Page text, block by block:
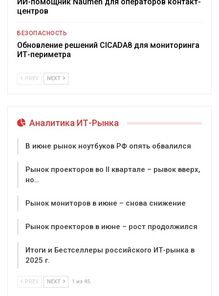
центров
БЕЗОПАСНОСТЬ
Обновление решений CICADA8 для мониторинга
ИТ-периметра
PREV NEXT
Аналитика ИТ-Рынка
В июне рынок ноутбуков РФ опять обвалился
Рынок проекторов во II квартале – рывок вверх,
но…
Рынок мониторов в июне – снова снижение
Рынок проекторов в июне – рост продолжился
Итоги и Бестселлеры российского ИТ-рынка в
2025 г.
PREV NEXT 1 из 45